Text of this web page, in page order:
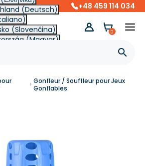
(Deutsch)
(Slovenčina)
(Magyar)
€)
+48 459 114 034

0
Gonfleur / Souffleur pour Jeux
Gonflables